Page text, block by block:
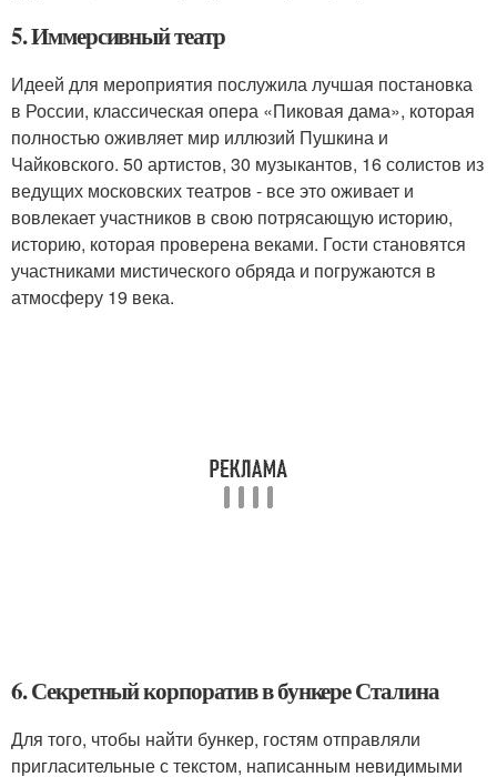
5. Иммерсивный театр
Идеей для мероприятия послужила лучшая постановка
в России, классическая опера «Пиковая дама», которая
полностью оживляет мир иллюзий Пушкина и
Чайковского. 50 артистов, 30 музыкантов, 16 солистов из
ведущих московских театров - все это оживает и
вовлекает участников в свою потрясающую историю,
историю, которая проверена веками. Гости становятся
участниками мистического обряда и погружаются в
атмосферу 19 века.
6. Секретный корпоратив в бункере Сталина
Для того, чтобы найти бункер, гостям отправляли
пригласительные с текстом, написанным невидимыми